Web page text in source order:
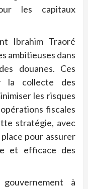
les capitaux
Ibrahim Traoré
ambitieuses dans
douanes. Ces
la collecte des
les risques
fiscales
stratégie, avec
pour assurer
et efficace des
à